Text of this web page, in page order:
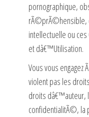
pornographique,
rÃ©prÃ©hensible,
intellectuelle ou
et dâ€™Utilisation.
Vous vous
violent pas les
droits
confidentialitÃ©,